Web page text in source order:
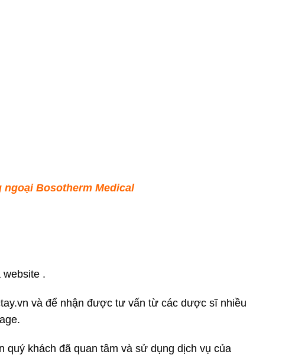
Bosotherm Medical
website .
và để nhận được tư vấn từ các dược sĩ nhiều
quý khách đã quan tâm và sử dụng dịch vụ của